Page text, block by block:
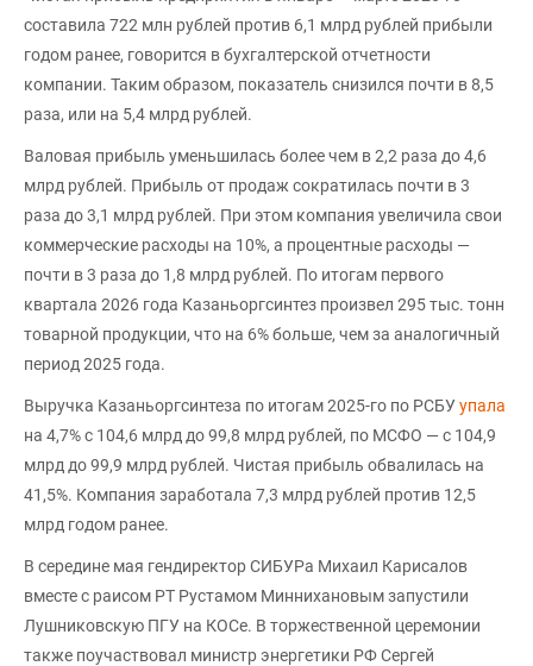
составила 722 млн рублей против 6,1 млрд рублей прибыли
годом ранее, говорится в бухгалтерской отчетности
компании. Таким образом, показатель снизился почти в 8,5
раза, или на 5,4 млрд рублей.
Валовая прибыль уменьшилась более чем в 2,2 раза до 4,6
млрд рублей. Прибыль от продаж сократилась почти в 3
раза до 3,1 млрд рублей. При этом компания увеличила свои
коммерческие расходы на 10%, а процентные расходы —
почти в 3 раза до 1,8 млрд рублей. По итогам первого
квартала 2026 года Казаньоргсинтез произвел 295 тыс. тонн
товарной продукции, что на 6% больше, чем за аналогичный
период 2025 года.
Выручка Казаньоргсинтеза по итогам 2025-го по РСБУупала
на 4,7% с 104,6 млрд до 99,8 млрд рублей, по МСФО — с 104,9
млрд до 99,9 млрд рублей. Чистая прибыль обвалилась на
41,5%. Компания заработала 7,3 млрд рублей против 12,5
млрд годом ранее.
В середине мая гендиректор СИБУРа Михаил Карисалов
вместе с раисом РТ Рустамом Миннихановым запустили
Лушниковскую ПГУ на КОСе. В торжественной церемонии
также поучаствовал министр энергетики РФ Сергей